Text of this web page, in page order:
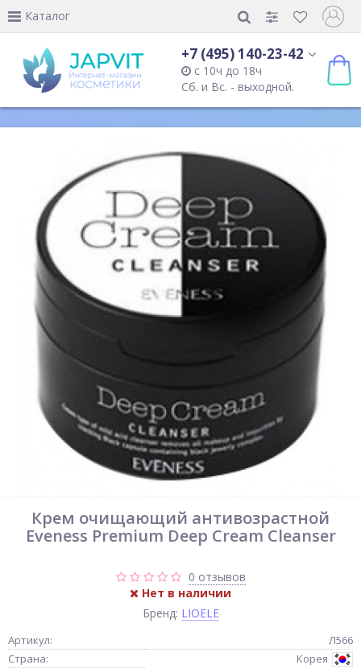
Каталог
+7 (495) 140-23-42
с 10ч до 18ч
Сб. и Вс. - выходной.
Крем очищающий антивозрастной
Eveness Premium Deep Cream Cleanser
0 отзывов
Нет в наличии
Бренд: LIOELE
Артикул:
Л566
Страна:
Корея